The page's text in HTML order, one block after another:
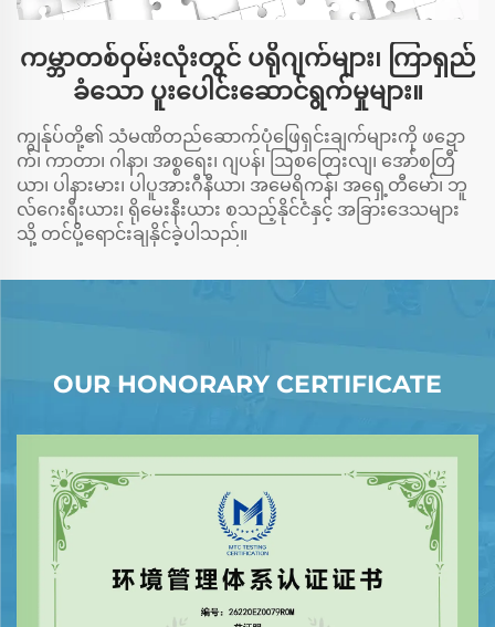
ကမ္ဘာတစ်ဝှမ်းလုံးတွင် ပရိုဂျက်များ၊ ကြာရှည်
ခံသော ပူးပေါင်းဆောင်ရွက်မှုများ။
ကျွန်ုပ်တို့၏ သံမဏိတည်ဆောက်ပုံဖြေရှင်းချက်များကို ဖဍော
က်၊ ကာတာ၊ ဂါနာ၊ အစ္စရေး၊ ဂျပန်၊ ဩစတြေးလျ၊ အော်စတြီ
ယာ၊ ပါနားမား၊ ပါပူအားဂီနီယာ၊ အမေရိကန်၊ အရှေ့တီမော်၊ ဘူ
လ်ဂေးရီးယား၊ ရိုမေးနီးယား စသည့်နိုင်ငံနှင့် အခြားဒေသများ
သို့ တင်ပို့ရောင်းချနိုင်ခဲ့ပါသည်။
OUR HONORARY CERTIFICATE